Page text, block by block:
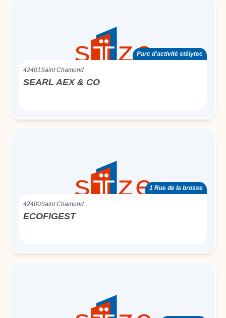
Parc d'activité stélytec
42401Saint Chamond
SEARL AEX & CO
1 Rue de la brosse
42400Saint Chamond
ECOFIGEST